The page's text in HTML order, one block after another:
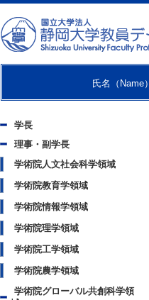
氏名（Name）
学長
理事・副学長
学術院人文社会科学領域
学術院教育学領域
学術院情報学領域
学術院理学領域
学術院工学領域
学術院農学領域
学術院グローバル共創科学領